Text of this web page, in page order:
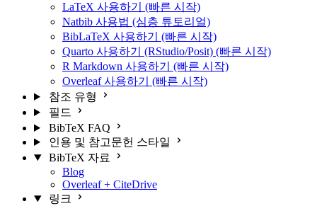
LaTeX 사용하기 (빠른 시작)
Natbib 사용법 (심층 튜토리얼)
BibLaTeX 사용하기 (빠른 시작)
Quarto 사용하기 (RStudio/Posit) (빠른 시작)
R Markdown 사용하기 (빠른 시작)
Overleaf 사용하기 (빠른 시작)
참조 유형
필드
BibTeX FAQ
인용 및 참고문헌 스타일
BibTeX 자료
Blog
Overleaf + CiteDrive
링크